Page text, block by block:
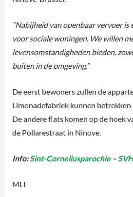
“Nabijheid van openbaar vervoer is
voor sociale woningen. We willen
levensomstandigheden bieden,
buiten in de omgeving.”
De eerst bewoners zullen de
Limonadefabriek kunnen betrekken
De andere flats komen op de hoek
de Pollarestraat in Ninove.
Info:Sint-Corneliusparochie–
MLI